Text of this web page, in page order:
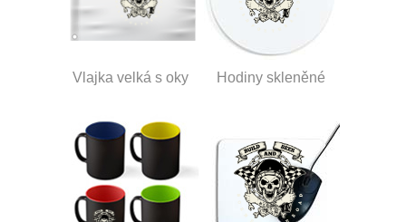
Vlajka velká s oky Hodiny skleněné